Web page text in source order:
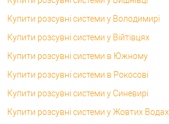
Купити розсувні системи у Володимирі
Купити розсувні системи у Війтівцях
Купити розсувні системи в Южному
Купити розсувні системи в Рокосові
Купити розсувні системи у Синевирі
Купити розсувні системи у Жовтих Водах